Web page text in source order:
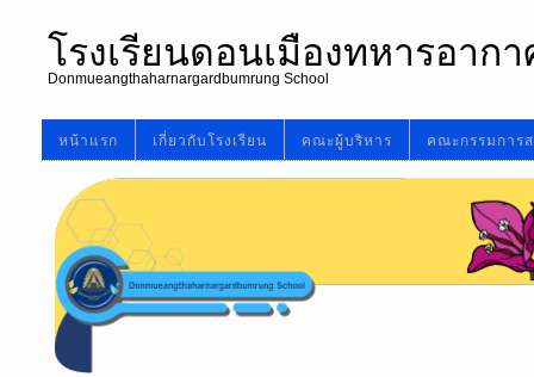
โรงเรียนดอนเมืองทหารอาก
Donmueangthaharnargardbumrung School
หน้าแรก เกี่ยวกับโรงเรียน คณะผู้บริหาร คณะกรรมการ